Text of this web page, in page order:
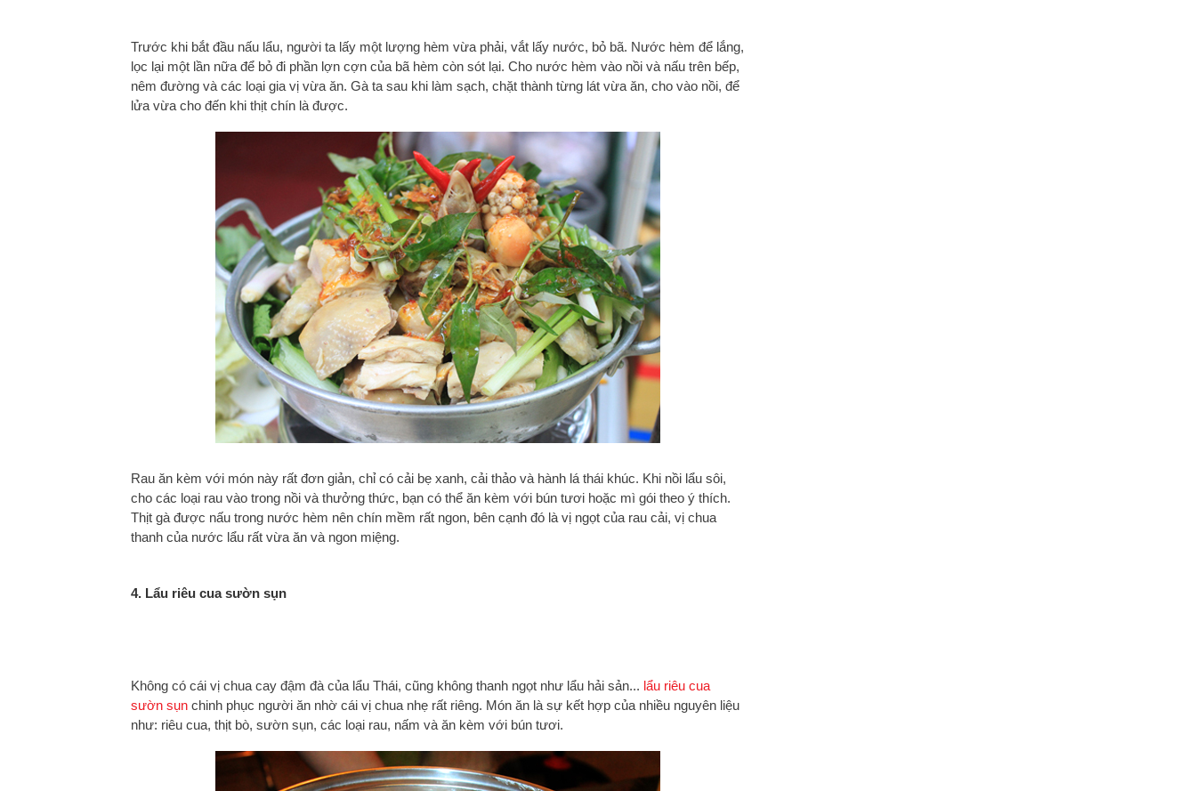
Trước khi bắt đầu nấu lẩu, người ta lấy một lượng hèm vừa phải, vắt lấy nước, bỏ bã. Nước hèm để lắng,
lọc lại một lần nữa để bỏ đi phần lợn cợn của bã hèm còn sót lại. Cho nước hèm vào nồi và nấu trên bếp,
nêm đường và các loại gia vị vừa ăn. Gà ta sau khi làm sạch, chặt thành từng lát vừa ăn, cho vào nồi, để
lửa vừa cho đến khi thịt chín là được.
Rau ăn kèm với món này rất đơn giản, chỉ có cải bẹ xanh, cải thảo và hành lá thái khúc. Khi nồi lẩu sôi,
cho các loại rau vào trong nồi và thưởng thức, bạn có thể ăn kèm với bún tươi hoặc mì gói theo ý thích.
Thịt gà được nấu trong nước hèm nên chín mềm rất ngon, bên cạnh đó là vị ngọt của rau cải, vị chua
thanh của nước lẩu rất vừa ăn và ngon miệng.
4. Lẩu riêu cua sườn sụn
Không có cái vị chua cay đậm đà của lẩu Thái, cũng không thanh ngọt như lẩu hải sản... lẩu riêu cua
sườn sụn chinh phục người ăn nhờ cái vị chua nhẹ rất riêng. Món ăn là sự kết hợp của nhiều nguyên liệu
như: riêu cua, thịt bò, sườn sụn, các loại rau, nấm và ăn kèm với bún tươi.